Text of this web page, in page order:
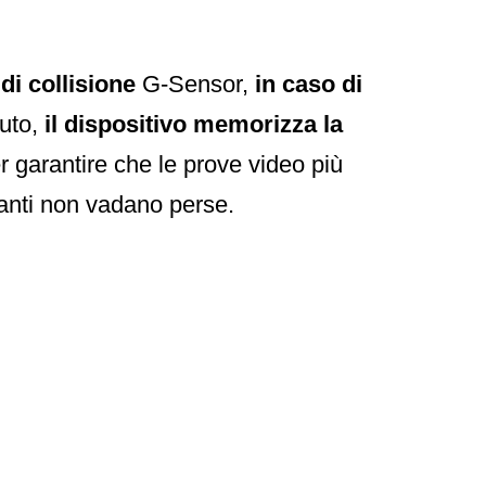
collisioneG-Sensor, in caso di
il dispositivo memorizza la
garantire che le prove video più
non vadano perse.